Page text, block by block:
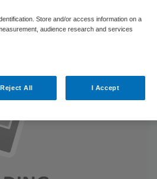
Store and/or access information on a
audience research and services
Reject All I Accept